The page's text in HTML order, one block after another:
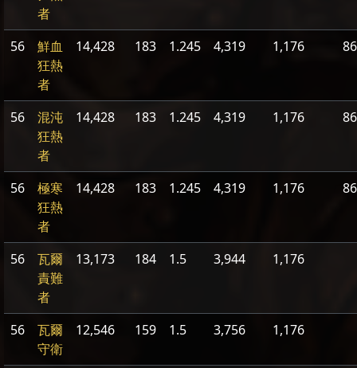
者
56
鮮血
狂熱
者
14,428 183 1.245 4,319 1,176
56
混沌
狂熱
者
14,428 183 1.245 4,319 1,176
56
極寒
狂熱
者
14,428 183 1.245 4,319 1,176
56
瓦爾
責難
者
13,173 184 1.5 3,944 1,176
56
瓦爾
守衛
12,546 159 1.5 3,756 1,176